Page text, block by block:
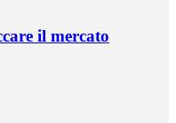
il mercato